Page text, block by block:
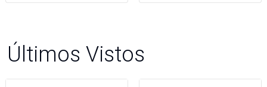
Últimos Vistos